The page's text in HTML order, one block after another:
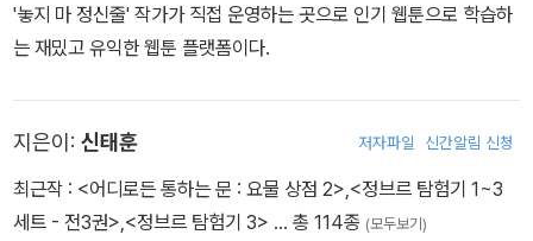
'놓지 마 정신줄' 작가가 직접 운영하는 곳으로 인기 웹툰으로 학습하
는 재밌고 유익한 웹툰 플랫폼이다.
지은이: 신태훈 저자파일 신간알림 신청
최근작 : <어디로든 통하는 문 : 요물 상점 2>,<정브르 탐험기 1~3
세트 - 전3권>,<정브르 탐험기 3> … 총 114종 (모두보기)